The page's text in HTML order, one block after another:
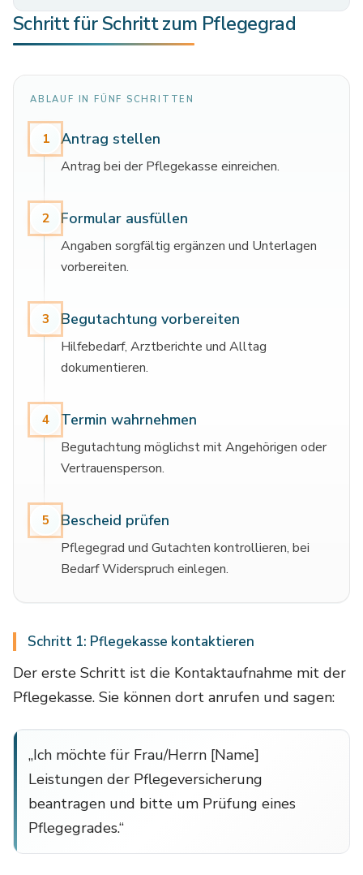
Schritt für Schritt zum Pflegegrad
ABLAUF IN FÜNF SCHRITTEN
1 Antrag stellen
Antrag bei der Pflegekasse einreichen.
2 Formular ausfüllen
Angaben sorgfältig ergänzen und Unterlagen
vorbereiten.
3 Begutachtung vorbereiten
Hilfebedarf, Arztberichte und Alltag
dokumentieren.
4 Termin wahrnehmen
Begutachtung möglichst mit Angehörigen oder
Vertrauensperson.
5 Bescheid prüfen
Pflegegrad und Gutachten kontrollieren, bei
Bedarf Widerspruch einlegen.
Schritt 1: Pflegekasse kontaktieren
Der erste Schritt ist die Kontaktaufnahme mit der
Pflegekasse. Sie können dort anrufen und sagen:
„Ich möchte für Frau/Herrn [Name]
Leistungen der Pflegeversicherung
beantragen und bitte um Prüfung eines
Pflegegrades.“